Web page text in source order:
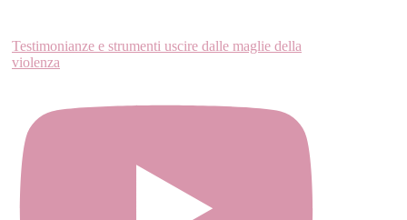
Testimonianze e strumenti uscire dalle maglie della
violenza